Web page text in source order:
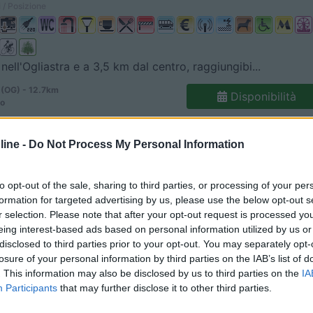
- Do Not Process My Personal Information
opt-out of the sale, sharing to third parties, or processing of your
for targeted advertising by us, please use the below opt-out
selection. Please note that after your opt-out request is processed
interest-based ads based on personal information utilized by us
to third parties prior to your opt-out. You may separately
of your personal information by third parties on the IAB’s list of
This information may also be disclosed by us to third parties on the
Participants that may further disclose it to other third parties.
e a 3,5 km dal centro, raggiungibi...
- 12.7km
Disponibilità
(OG) - 19km
Rose
Disponibilità
3,2